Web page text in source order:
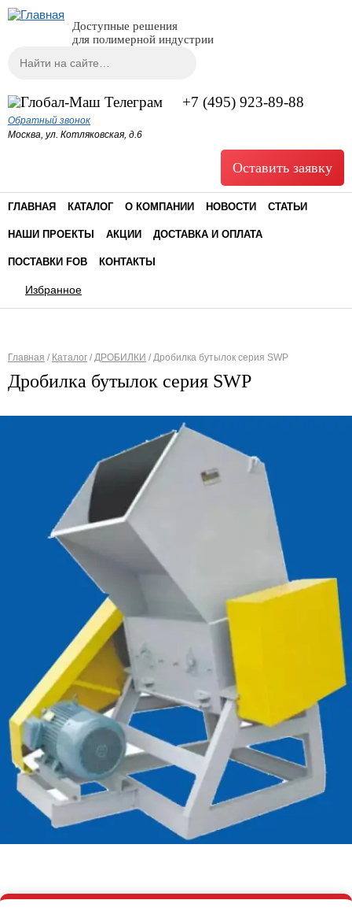
Доступные решения
для полимерной индустрии
Форма поиска
+7 (495) 923-89-88
Обратный звонок
Москва, ул. Котляковская, д.6
Оставить заявку
ГЛАВНАЯ КАТАЛОГ О КОМПАНИИ НОВОСТИ СТАТЬИ
НАШИ ПРОЕКТЫ АКЦИИ ДОСТАВКА И ОПЛАТА
ПОСТАВКИ FOB КОНТАКТЫ
Избранное
Вы здесь
Главная / Каталог / ДРОБИЛКИ / Дробилка бутылок серия SWP
Дробилка бутылок серия SWP